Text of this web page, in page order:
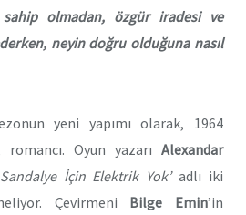
olmadan, özgür iradesi ve
neyin doğru olduğuna nasıl
yeni yapımı olarak, 1964
Oyun yazarı Alexandar
İçin Elektrik Yok’ adlı iki
Çevirmeni Bilge Emin’in